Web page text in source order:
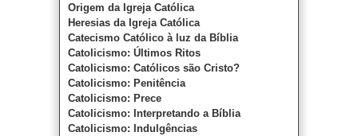
Origem da Igreja Católica
Heresias da Igreja Católica
Catecismo Católico à luz da Bíblia
Catolicismo: Últimos Ritos
Catolicismo: Católicos são Cristo?
Catolicismo: Penitência
Catolicismo: Prece
Catolicismo: Interpretando a Bíblia
Catolicismo: Indulgências